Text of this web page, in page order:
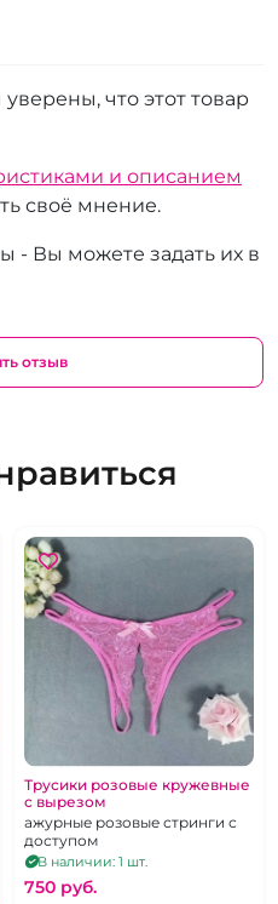
что этот товар
и описанием
своё мнение.
- Вы можете задать их в
отзыв
Трусики розовые кружевные
с вырезом
ажурные розовые стринги с
доступом
В наличии: 1 шт.
750 pуб.